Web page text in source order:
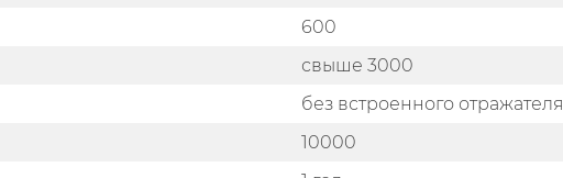
600
свыше 3000
без встроенного отражателя
10000